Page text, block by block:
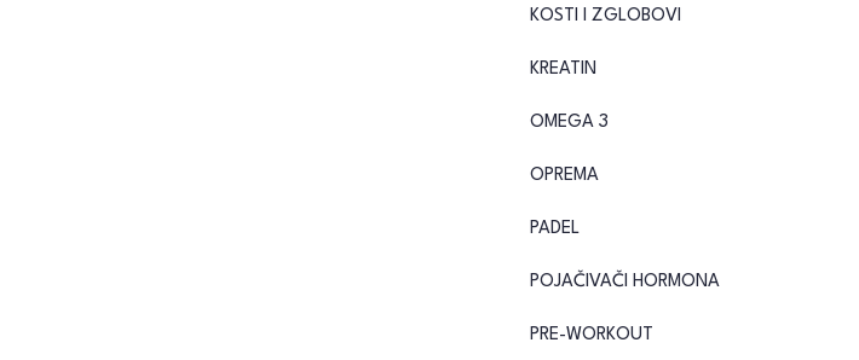
KOSTI I ZGLOBOVI
KREATIN
OMEGA 3
OPREMA
PADEL
POJAČIVAČI HORMONA
PRE-WORKOUT